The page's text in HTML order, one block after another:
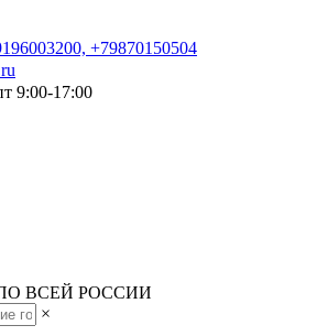
+79870150504
9:00-17:00
ВСЕЙ РОССИИ
×